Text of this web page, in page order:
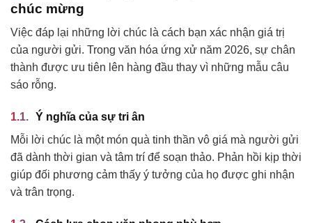
chúc mừng
Việc đáp lại những lời chúc là cách bạn xác nhận giá trị
của người gửi. Trong văn hóa ứng xử năm 2026, sự chân
thành được ưu tiên lên hàng đầu thay vì những mẫu câu
sáo rỗng.
Ý nghĩa của sự tri ân
Mỗi lời chúc là một món quà tinh thần vô giá mà người gửi
đã dành thời gian và tâm trí để soạn thảo. Phản hồi kịp thời
giúp đối phương cảm thấy ý tưởng của họ được ghi nhận
và trân trọng.